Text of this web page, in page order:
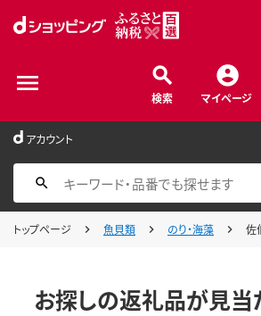
検索 マイページ
アカウント
トップページ 魚貝類 のり・海藻 佐
お探しの返礼品が見当